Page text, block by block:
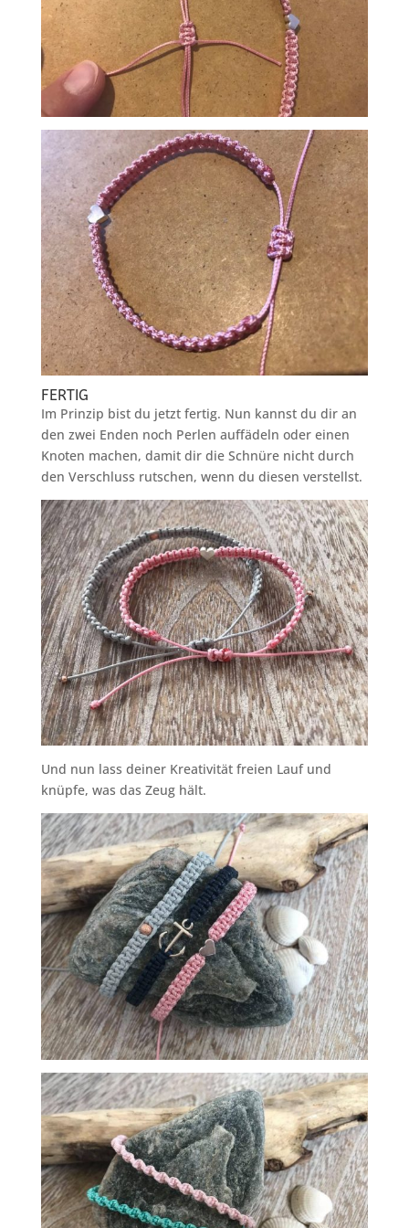
FERTIG
Im Prinzip bist du jetzt fertig. Nun kannst du dir an
den zwei Enden noch Perlen auffädeln oder einen
Knoten machen, damit dir die Schnüre nicht durch
den Verschluss rutschen, wenn du diesen verstellst.
Und nun lass deiner Kreativität freien Lauf und
knüpfe, was das Zeug hält.